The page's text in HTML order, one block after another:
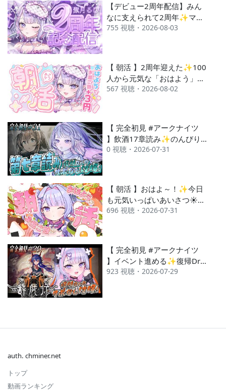
【デビュー2周年配信】みん
なに支えられて2周年✨マシ
ュマロで思い出振り返りたい
755 視聴・2026-08-03
【 朝活 】2周年迎えた✨100
人から元気な「おはよう」も
らいたい💗【#紫月るぴ / #
567 視聴・2026-08-02
【 完全初見 #アークナイツ
】飲酒17章読み✨のんびり
読んでいこう～🌟【 #紫月る
0 視聴・2026-07-31
【 朝活 】おはよ～！✨今日
も元気いっぱいあいさつ☀️
【#紫月るぴ / #新人vtuber
696 視聴・2026-07-31
【 完全初見 #アークナイツ
】イベント進める✨復帰Dr
にお力を…！🥹【 #紫月るぴ
923 視聴・2026-07-29
auth. chminer.net
トップ
動画ランキング